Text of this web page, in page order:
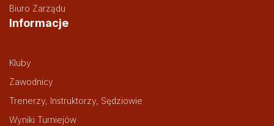
Biuro Zarządu
Informacje
Kluby
Zawodnicy
Trenerzy, Instruktorzy, Sędziowie
Wyniki Turniejów